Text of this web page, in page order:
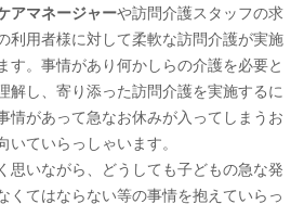
アマネージャーや訪問介護スタッフの求
利用者様に対して柔軟な訪問介護が実施
す。事情があり何かしらの介護を必要と
解し、寄り添った訪問介護を実施するに
情があって急なお休みが入ってしまうお
ていらっしゃいます。
思いながら、どうしても子どもの急な発
くてはならない等の事情を抱えていらっ